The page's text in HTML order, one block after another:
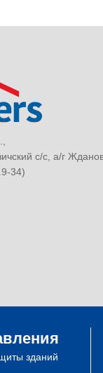
с/с, а/г
34)
зданий